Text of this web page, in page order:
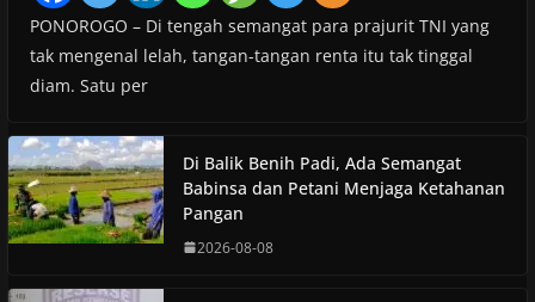
PONOROGO – Di tengah semangat para prajurit TNI yang
tak mengenal lelah, tangan-tangan renta itu tak tinggal
diam. Satu per
Di Balik Benih Padi, Ada Semangat
Babinsa dan Petani Menjaga Ketahanan
Pangan
2026-08-08